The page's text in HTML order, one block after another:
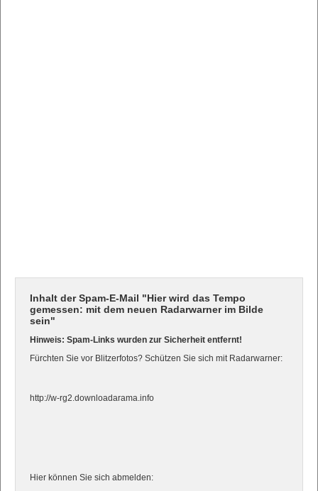
Inhalt der Spam-E-Mail "Hier wird das Tempo
gemessen: mit dem neuen Radarwarner im Bilde
sein"
Hinweis: Spam-Links wurden zur Sicherheit entfernt!
Fürchten Sie vor Blitzerfotos? Schützen Sie sich mit Radarwarner:
http://w-rg2.downloadarama.info
Hier können Sie sich abmelden: